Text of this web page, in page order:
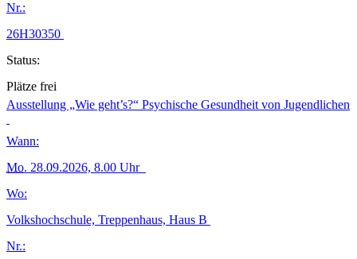
Nr.:
26H30350
Status:
Plätze frei
Ausstellung „Wie geht’s?“ Psychische Gesundheit von Jugendlichen
Wann:
Mo. 28.09.2026, 8.00 Uhr
Wo:
Volkshochschule, Treppenhaus, Haus B
Nr.: